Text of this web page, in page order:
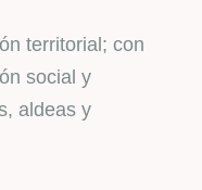
territorial; con
social y
aldeas y